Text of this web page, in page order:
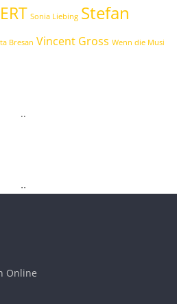
Sonia Liebing Stefan
Bresan Vincent Gross Wenn die Musi
..
..
Online